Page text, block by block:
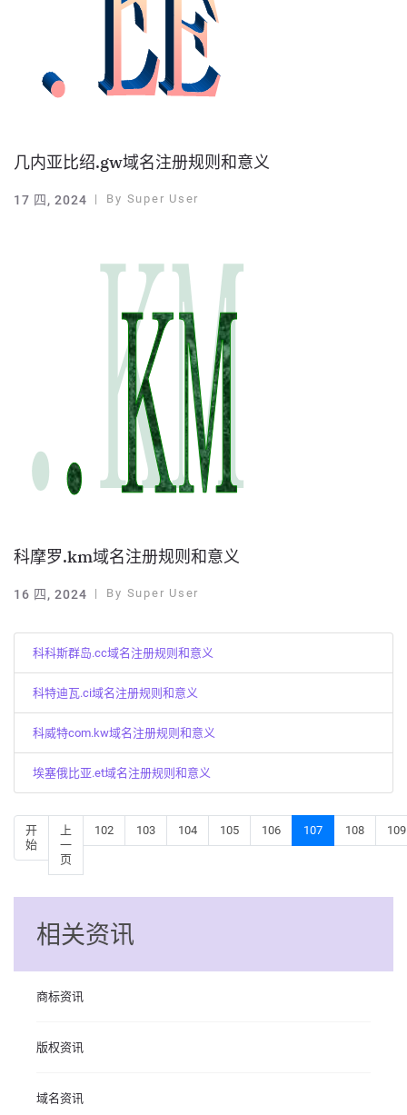
几内亚比绍.gw域名注册规则和意义
17 四, 2024 By Super User
科摩罗.km域名注册规则和意义
16 四, 2024 By Super User
科科斯群岛.cc域名注册规则和意义
科特迪瓦.ci域名注册规则和意义
科威特com.kw域名注册规则和意义
埃塞俄比亚.et域名注册规则和意义
开
始
上
一
页
102 103 104 105 106 107 108 109
相关资讯
商标资讯
版权资讯
域名资讯